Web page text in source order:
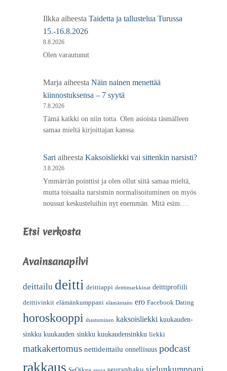
Ilkka aiheesta Taidetta ja tallustelua Turussa
15.-16.8.2026
8.8.2026
Olen varautunut
Marja aiheesta Näin nainen menettää
kiinnostuksensa – 7 syytä
7.8.2026
Tämä kaikki on niin totta. Olen asioista täsmälleen
samaa mieltä kirjoittajan kanssa.
Sari aiheesta Kaksoisliekki vai sittenkin narsisti?
3.8.2026
Ymmärrän pointtisi ja olen ollut siitä samaa mieltä,
mutta toisaalta narsismin normalisoituminen on myös
noussut keskusteluihin nyt enemmän. Mitä esim.…
Etsi verkosta
Avainsanapilvi
deittailu deitti deittiappi deittimarkkinat deittiprofiili
deittivinkit elämänkumppani elämäntaito ero Facebook Dating
horoskooppi ihastuminen kaksoisliekki kuukauden-
sinkku kuukauden sinkku kuukaudensinkku liekki
matkakertomus nettideittailu onnellisuus podcast
rakkaus seuranhaku sielunkumppani